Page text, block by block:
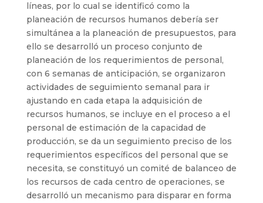
líneas, por lo cual se identificó como la
planeación de recursos humanos debería ser
simultánea a la planeación de presupuestos, para
ello se desarrolló un proceso conjunto de
planeación de los requerimientos de personal,
con 6 semanas de anticipación, se organizaron
actividades de seguimiento semanal para ir
ajustando en cada etapa la adquisición de
recursos humanos, se incluye en el proceso a el
personal de estimación de la capacidad de
producción, se da un seguimiento preciso de los
requerimientos específicos del personal que se
necesita, se constituyó un comité de balanceo de
los recursos de cada centro de operaciones, se
desarrolló un mecanismo para disparar en forma